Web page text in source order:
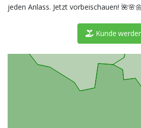
jeden Anlass. Jetzt vorbeischauen!
Kunde